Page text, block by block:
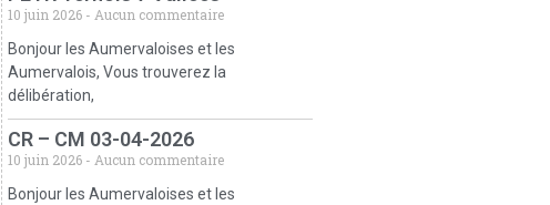
10 juin 2026
Aucun commentaire
Bonjour les Aumervaloises et les
Aumervalois, Vous trouverez la
délibération,
CR – CM 03-04-2026
10 juin 2026
Aucun commentaire
Bonjour les Aumervaloises et les